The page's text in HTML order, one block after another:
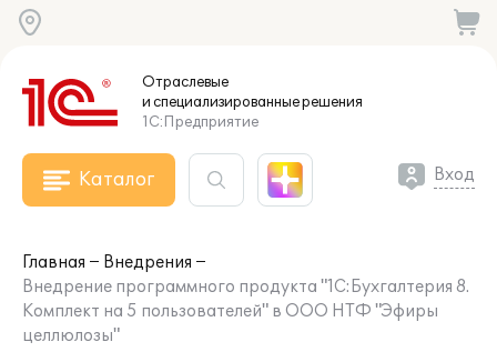
Отраслевые
и специализированныерешения
1С:Предприятие
Каталог Вход
Главная
Внедрения
Внедрение программного продукта "1С:Бухгалтерия 8.
Комплект на 5 пользователей" в ООО НТФ "Эфиры
целлюлозы"